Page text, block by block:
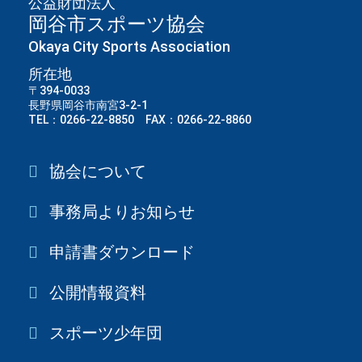
岡谷市スポーツ協会
Okaya City Sports Association
所在地
〒394-0033
長野県岡谷市南宮3-2-1
TEL：0266-22-8850 FAX：0266-22-8860
協会について
事務局よりお知らせ
申請書ダウンロード
公開情報資料
スポーツ少年団